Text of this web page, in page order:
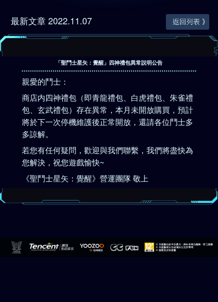
官網儲值
粉絲專頁
最新文章 2022.11.07
「聖鬥士星矢：覺醒」四神禮包異常説明公告
親愛的鬥士：
商店内四神禮包（即青龍禮包、白虎禮包、朱雀禮
包、玄武禮包）存在異常，本月未開放購買，預計
將於下一次停機維護後正常開放，還請各位鬥士多
多諒解。
若您有任何疑問，歡迎與我們聯繫，我們將盡快為
您解決，祝您遊戲愉快~
《聖鬥士星矢：覺醒》營運團隊 敬上